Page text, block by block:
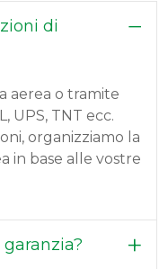
di
aerea o tramite
UPS, TNT ecc.
organizziamo la
in base alle vostre